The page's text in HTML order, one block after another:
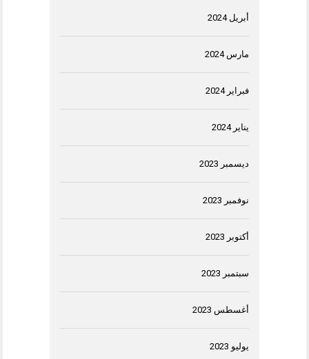
أبريل 2024
مارس 2024
فبراير 2024
يناير 2024
ديسمبر 2023
نوفمبر 2023
أكتوبر 2023
سبتمبر 2023
أغسطس 2023
يوليو 2023